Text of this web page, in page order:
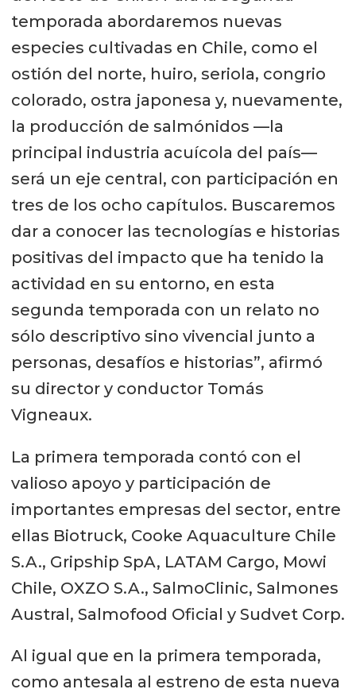
temporada abordaremos nuevas
especies cultivadas en Chile, como el
ostión del norte, huiro, seriola, congrio
colorado, ostra japonesa y, nuevamente,
la producción de salmónidos —la
principal industria acuícola del país—
será un eje central, con participación en
tres de los ocho capítulos. Buscaremos
dar a conocer las tecnologías e historias
positivas del impacto que ha tenido la
actividad en su entorno, en esta
segunda temporada con un relato no
sólo descriptivo sino vivencial junto a
personas, desafíos e historias”, afirmó
su director y conductor Tomás
Vigneaux.
La primera temporada contó con el
valioso apoyo y participación de
importantes empresas del sector, entre
ellas Biotruck, Cooke Aquaculture Chile
S.A., Gripship SpA, LATAM Cargo, Mowi
Chile, OXZO S.A., SalmoClinic, Salmones
Austral, Salmofood Oficial y Sudvet Corp.
Al igual que en la primera temporada,
como antesala al estreno de esta nueva